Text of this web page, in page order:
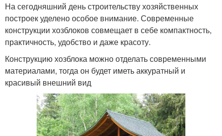
На сегодняшний день строительству хозяйственных
построек уделено особое внимание. Современные
конструкции хозблоков совмещает в себе компактность,
практичность, удобство и даже красоту.
Конструкцию хозблока можно отделать современными
материалами, тогда он будет иметь аккуратный и
красивый внешний вид